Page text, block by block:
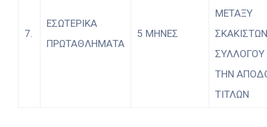
7.
ΕΣΩΤΕΡΙΚΑ
ΠΡΩΤΑΘΛΗΜΑΤΑ
5 ΜΗΝΕΣ
ΜΕΤΑΞΥ
ΣΥΛΛΟΓΟΥ
ΤΗΝ
ΤΙΤΛΩΝ